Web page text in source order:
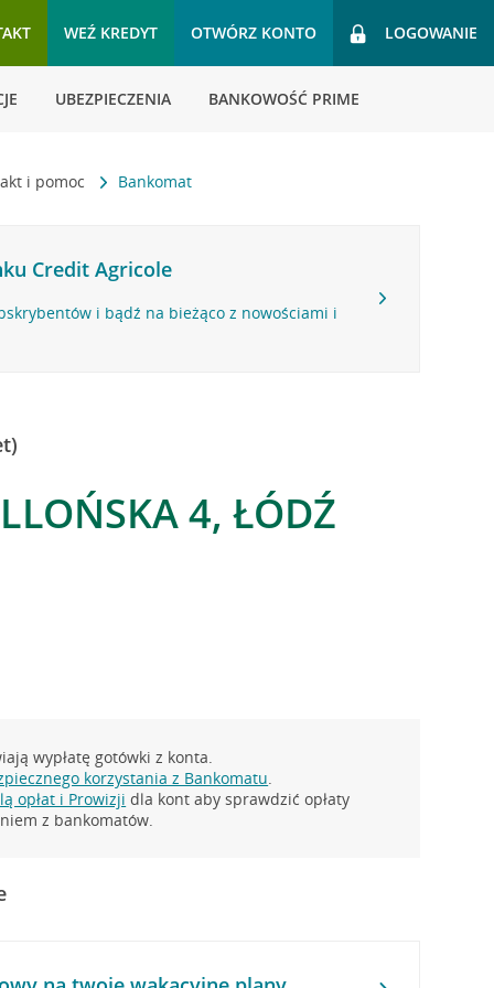
WEŹ KREDYT OTWÓRZ KONTO LOGOWANIE
UBEZPIECZENIA BANKOWOŚĆ PRIME
i pomoc Bankomat
Credit Agricole
i bądź na bieżąco z nowościami i
4, ŁÓDŹ
wypłatę gotówki z konta.
korzystania z Bankomatu.
opłat i Prowizji dla kont aby sprawdzić opłaty
z bankomatów.